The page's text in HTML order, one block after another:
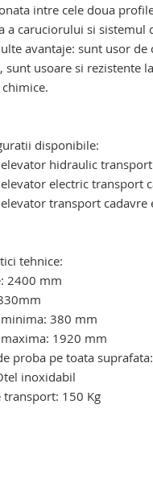
intre cele doua
a caruciorului si sistemul
avantaje: sunt usor de
sunt usoare si rezistente
disponibile:
hidraulic
electric transport
transport cadavre
tehnice:
2400 mm
380 mm
1920 mm
proba pe toata
inoxidabil
transport: 150 Kg